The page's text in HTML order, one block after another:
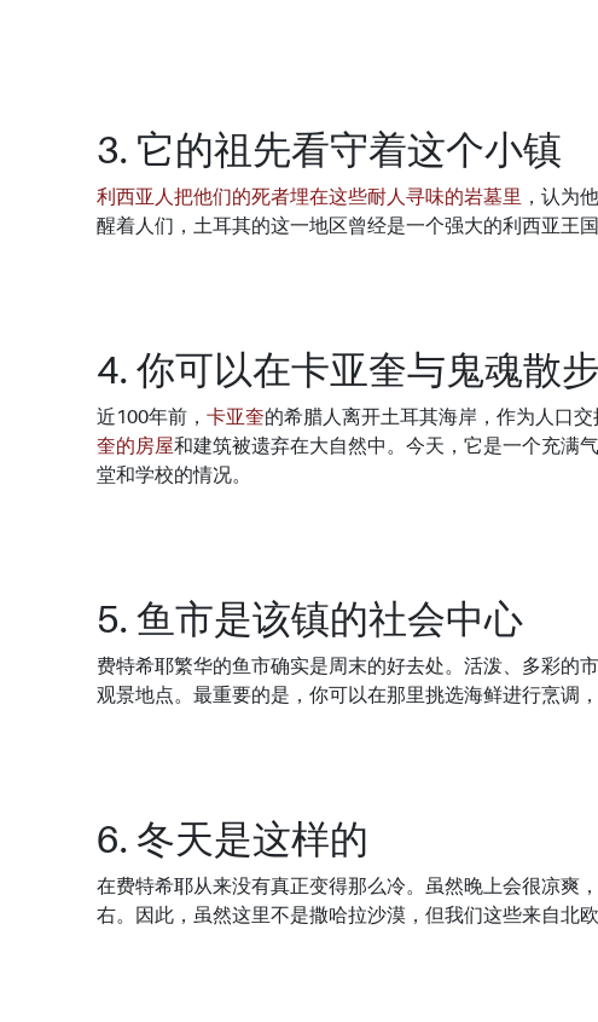
3. 它的祖先看守着这个小镇
利西亚人把他们的死者埋在这些耐人寻味的岩墓里 ，认为
醒着人们，土耳其的这一地区曾经是一个强大的利西亚王
4. 你可以在卡亚奎与鬼魂散步
近100年前， 卡亚奎的希腊人离开土耳其海岸，作为人口
奎的房屋和建筑被遗弃在大自然中。今天，它是一个充满
堂和学校的情况。
5. 鱼市是该镇的社会中心
费特希耶繁华的鱼市确实是周末的好去处。活泼、多彩的
观景地点。最重要的是，你可以在那里挑选海鲜进行烹调
6. 冬天是这样的
在费特希耶从来没有真正变得那么冷。虽然晚上会很凉爽
右。因此，虽然这里不是撒哈拉沙漠，但我们这些来自北